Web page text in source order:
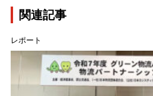
関連記事
レポート